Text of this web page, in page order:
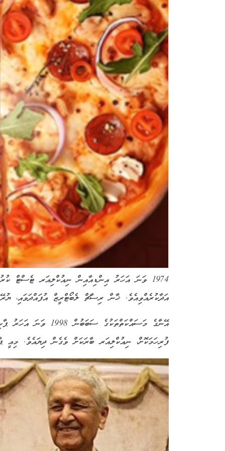
1974 ވަނަ އަހަރު އިންޑިއާއިން ނިއުކްލިއަރ
އަދާކުރެއްވިއެވެ. ޚާން ރިސާޗް ލެބޯޓްރީޒް އުފައްދަވައި،
އޭނާގެ
ފުރިހަމަކޮށް، ނިއުކްލިއަރ ބާރަކަށް ވެގެން ދިޔައެވެ.